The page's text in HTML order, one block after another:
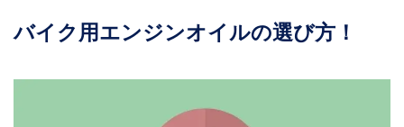
バイク用エンジンオイルの選び方！